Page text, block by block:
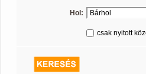
Hol:
csak nyitott